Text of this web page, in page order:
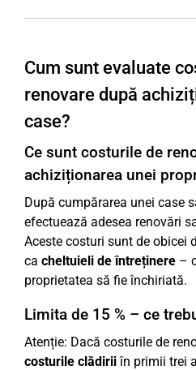
Cum sunt evaluate
renovare după
case?
Ce sunt costurile de
achiziționarea unei
După cumpărarea unei case
efectuează adesea renovări
Aceste costuri sunt de obicei
ca cheltuieli de întreținere –
proprietatea să fie închiriată.
Limita de 15 % – ce
Atenție: Dacă costurile de
costurile clădiriiîn primii trei